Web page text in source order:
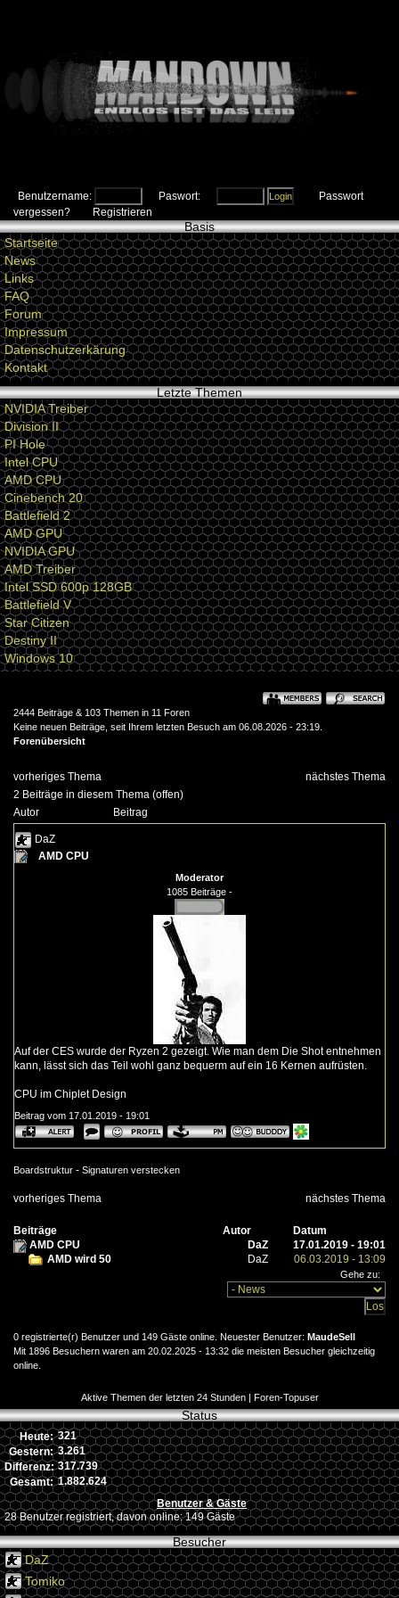
Benutzername: Paswort:
Passwort
vergessen?
Registrieren
Basis
Startseite
News
Links
FAQ
Forum
Impressum
Datenschutzerkärung
Kontakt
Letzte Themen
NVIDIA Treiber
Division II
PI Hole
Intel CPU
AMD CPU
Cinebench 20
Battlefield 2
AMD GPU
NVIDIA GPU
AMD Treiber
Intel SSD 600p 128GB
Battlefield V
Star Citizen
Destiny II
Windows 10
2444 Beiträge & 103 Themen in 11 Foren
Keine neuen Beiträge, seit Ihrem letzten Besuch am 06.08.2026 - 23:19.
Forenübersicht
vorheriges Thema
nächstes Thema
2 Beiträge in diesem Thema (offen)
Autor
Beitrag
DaZ
AMD CPU
Moderator
1085 Beiträge -
Auf der CES wurde der Ryzen 2 gezeigt. Wie man dem Die Shot entnehmen
kann, lässt sich das Teil wohl ganz bequerm auf ein 16 Kernen aufrüsten.
CPU im Chiplet Design
Beitrag vom 17.01.2019 - 19:01
Boardstruktur - Signaturen verstecken
vorheriges Thema nächstes Thema
Beiträge Autor
Datum
AMD CPU
DaZ
17.01.2019 - 19:01
AMD wird 50
DaZ 06.03.2019 - 13:09
Gehe zu:
0 registrierte(r) Benutzer und 149 Gäste online. Neuester Benutzer: MaudeSell
Mit 1896 Besuchern waren am 20.02.2025 - 13:32 die meisten Besucher gleichzeitig
online.
Aktive Themen der letzten 24 Stunden| Foren-Topuser
Status
Heute: 321
Gestern: 3.261
Differenz: 317.739
Gesamt: 1.882.624
Benutzer & Gäste
28 Benutzer registriert, davon online: 149 Gäste
Besucher
DaZ
Tomiko